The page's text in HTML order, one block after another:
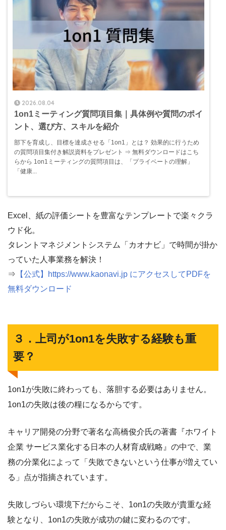
2026.08.04
1on1ミーティング質問項目集｜具体例や質問のポイ
ント、選び方、スキルを紹介
部下を育成し、目標を達成させる「1on1」とは？ 効果的に行うため
の質問項目集付き解説資料をプレゼント ⇒ 無料ダウンロードはこち
らから 1on1ミーティングの質問項目は、「プライベートの理解」
「健康...
Excel、紙の評価シートを豊富なテンプレートで楽々クラ
ウド化。
タレントマネジメントシステム「カオナビ」で時間が掛か
っていた人事業務を解決！
⇒ 【公式】https://www.kaonavi.jp にアクセスしてPDFを
無料ダウンロード
３．上司が1on1を失敗する経験も重
要？
1on1が失敗に終わっても、落胆する必要はありません。
1on1の失敗は後の糧になるからです。
キャリア開発の分野で著名な高橋俊介氏の著書『ホワイト
企業 サービス業化する日本の人材育成戦略』の中で、業
務の分業化によって「失敗できないという仕事が増えてい
る」点が指摘されています。
失敗しづらい環境下だからこそ、1on1の失敗が貴重な経
験となり、1on1の失敗が成功の鍵に変わるのです。